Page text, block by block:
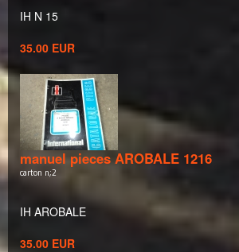
IH N 15
35.00 EUR
manuel pieces AROBALE 1216
carton n;2
IH AROBALE
35.00 EUR